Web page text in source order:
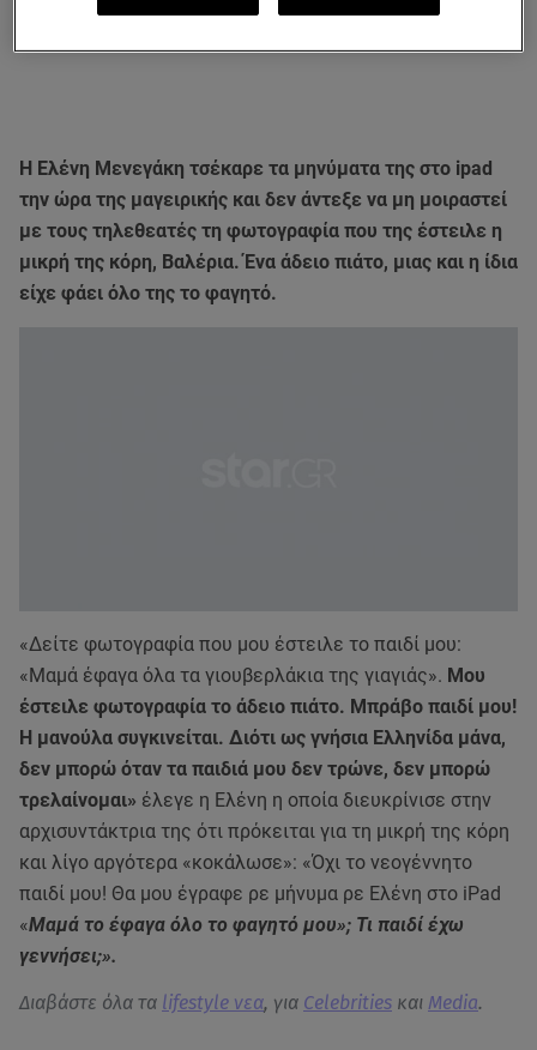
Η Ελένη Μενεγάκη τσέκαρε τα μηνύματα της στο ipad
την ώρα της μαγειρικής και δεν άντεξε να μη μοιραστεί
με τους τηλεθεατές τη φωτογραφία που της έστειλε η
μικρή της κόρη, Βαλέρια. Ένα άδειο πιάτο, μιας και η ίδια
είχε φάει όλο της το φαγητό.
«Δείτε φωτογραφία που μου έστειλε το παιδί μου:
«Μαμά έφαγα όλα τα γιουβερλάκια της γιαγιάς». Μου
έστειλε φωτογραφία το άδειο πιάτο. Μπράβο παιδί μου!
Η μανούλα συγκινείται. Διότι ως γνήσια Ελληνίδα μάνα,
δεν μπορώ όταν τα παιδιά μου δεν τρώνε, δεν μπορώ
τρελαίνομαι» έλεγε η Ελένη η οποία διευκρίνισε στην
αρχισυντάκτρια της ότι πρόκειται για τη μικρή της κόρη
και λίγο αργότερα «κοκάλωσε»: «Όχι το νεογέννητο
παιδί μου! Θα μου έγραφε ρε μήνυμα ρε Ελένη στο iPad
«Μαμά το έφαγα όλο το φαγητό μου»; Τι παιδί έχω
γεννήσει;».
Διαβάστε όλα τα lifestyle νεα, για Celebrities και Media.